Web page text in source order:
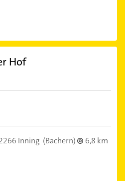
Hof
Inning (Bachern)
6,8 km